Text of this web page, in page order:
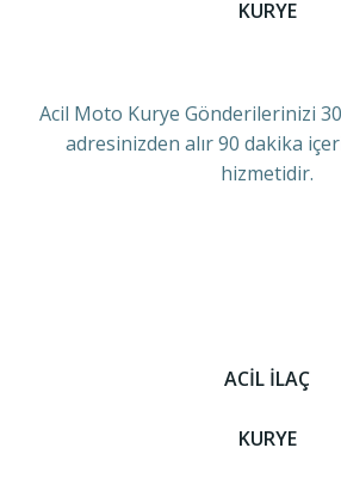
KURYE
Acil Moto Kurye Gönderilerinizi
adresinizden alır 90 dakika
hizmetidir.
ACİL İLAÇ
KURYE